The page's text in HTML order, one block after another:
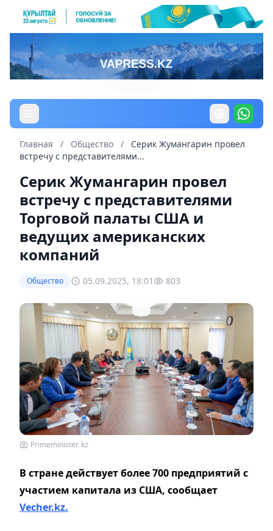
Главная / Общество /
Серик Жумангарин провел
встречу с представителями...
Серик Жумангарин провел
встречу с представителями
Торговой палаты США и
ведущих американских
компаний
Общество 05.09.2025, 18:01 803
Primeminister. kz
В стране действует более 700 предприятий с
участием капитала из США, сообщает
Vecher.kz.